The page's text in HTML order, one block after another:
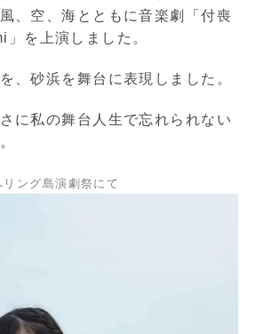
、空、海とともに音楽劇「付喪
を上演しました。
、砂浜を舞台に表現しました。
に私の舞台人生で忘れられない
ング島演劇祭にて